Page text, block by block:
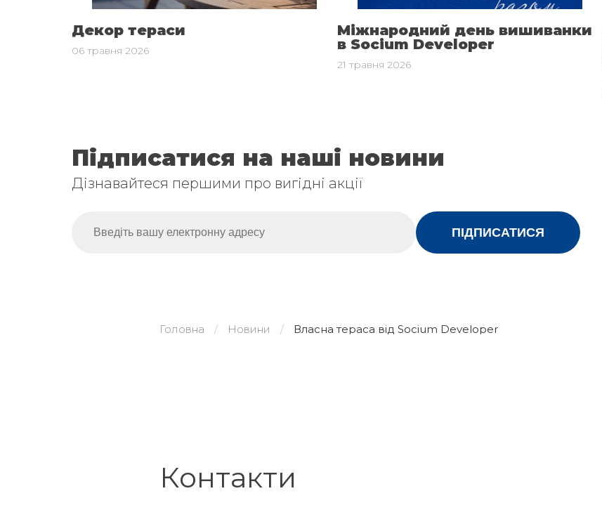
Декор тераси
06 травня 2026
Міжнародний день вишиванки
в Socium Developer
21 травня 2026
Підписатися на наші новини
Дізнавайтеся першими про вигідні акції
ПІДПИСАТИСЯ
Головна Новини Власна тераса від Socium Developer
Контакти